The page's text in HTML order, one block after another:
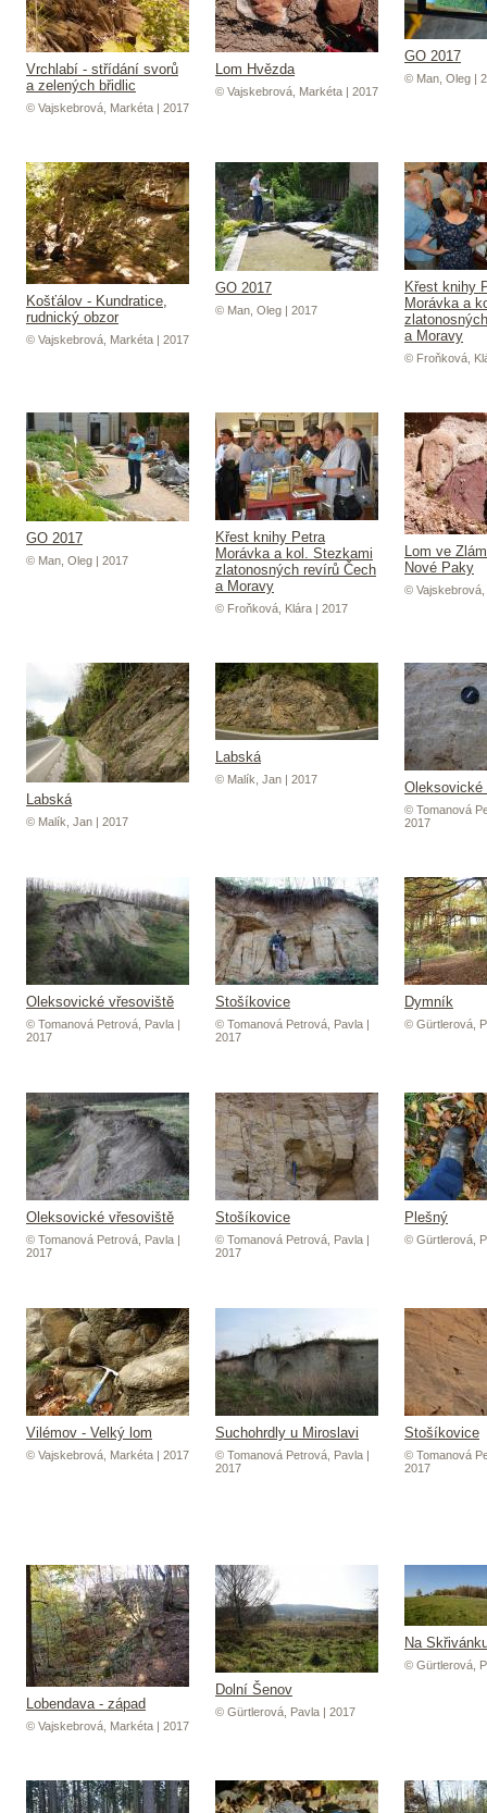
Vrchlabí - střídání svorů
a zelených břidlic
© Vajskebrová, Markéta | 2017
Lom Hvězda
© Vajskebrová, Markéta | 2017
GO 2017
© Man, Oleg |
Košťálov - Kundratice,
rudnický obzor
© Vajskebrová, Markéta | 2017
GO 2017
© Man, Oleg | 2017
Křest knihy
Morávka a
a Moravy
© Froňková,
GO 2017
© Man, Oleg | 2017
Křest knihy Petra
Morávka a kol. Stezkami
zlatonosných revírů Čech
a Moravy
© Froňková, Klára | 2017
Lom ve
Nové Paky
©
Labská
© Malík, Jan | 2017
Labská
© Malík, Jan | 2017 Oleksovické
© Tomanová
2017
Oleksovické vřesoviště
© Tomanová Petrová, Pavla |
2017
Stošíkovice
© Tomanová Petrová, Pavla |
2017
Dymník
© Gürtlerová,
Oleksovické vřesoviště
© Tomanová Petrová, Pavla |
2017
Stošíkovice
© Tomanová Petrová, Pavla |
2017
Plešný
© Gürtlerová,
Vilémov - Velký lom
© Vajskebrová, Markéta | 2017
Suchohrdly u Miroslavi
© Tomanová Petrová, Pavla |
2017
Stošíkovice
© Tomanová
2017
Lobendava - západ
© Vajskebrová, Markéta | 2017
Dolní Šenov
© Gürtlerová, Pavla | 2017
Na
© Gürtlerová,